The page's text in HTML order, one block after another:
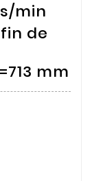
min
de
mm